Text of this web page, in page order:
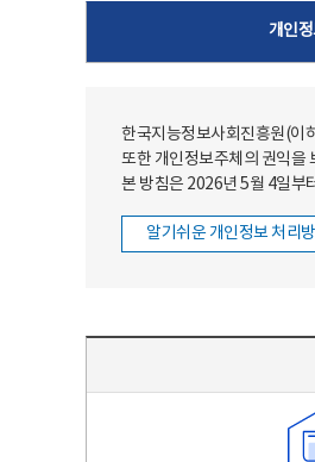
개인
한국지능정보사회진흥원(이
또한 개인정보주체의 권익을
본 방침은 2026년 5월 4일부
알기쉬운 개인정보 처리